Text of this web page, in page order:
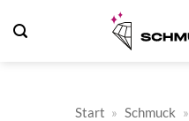
Inhalt
Start » Schmuck »